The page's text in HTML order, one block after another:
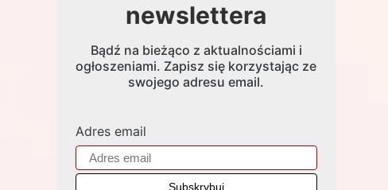
newslettera
Bądź na bieżąco z aktualnościami i
ogłoszeniami. Zapisz się korzystając ze
swojego adresu email.
Adres email